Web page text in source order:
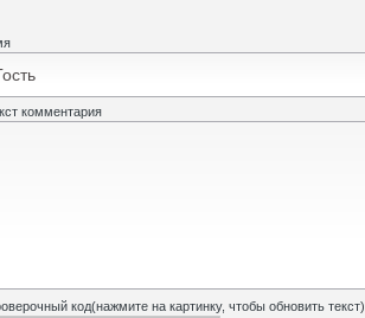
комментария
код(нажмите на картинку, чтобы обновить текст)